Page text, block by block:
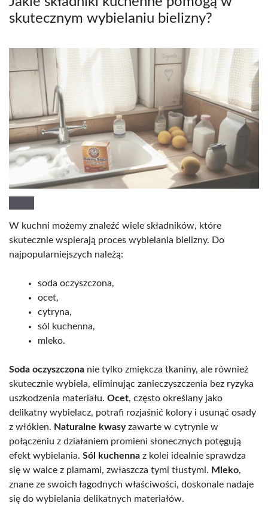
skutecznym wybielaniu bielizny?
W kuchni możemy znaleźć wiele składników, które
skutecznie wspierają proces wybielania bielizny. Do
najpopularniejszych należą:
soda oczyszczona,
ocet,
cytryna,
sól kuchenna,
mleko.
Soda oczyszczona nie tylko zmiękcza tkaniny, ale również
skutecznie wybiela, eliminując zanieczyszczenia bez ryzyka
uszkodzenia materiału. Ocet, często określany jako
delikatny wybielacz, potrafi rozjaśnić kolory i usunąć osady
z włókien. Naturalne kwasyzawarte w cytrynie w
połączeniu z działaniem promieni słonecznych potęgują
efekt wybielania. Sól kuchenna z kolei idealnie sprawdza
się w walce z plamami, zwłaszcza tymi tłustymi. Mleko,
znane ze swoich łagodnych właściwości, doskonale nadaje
się do wybielania delikatnych materiałów.